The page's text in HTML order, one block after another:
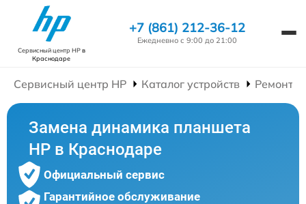
Сервисный центр HPв
Краснодаре
+7 (861) 212-36-12
Ежедневно с 9:00 до 21:00
Сервисный центр HP Каталог устройств Ремонт
Замена динамика планшета
HP в Краснодаре
Официальный сервис
Гарантийное обслуживание